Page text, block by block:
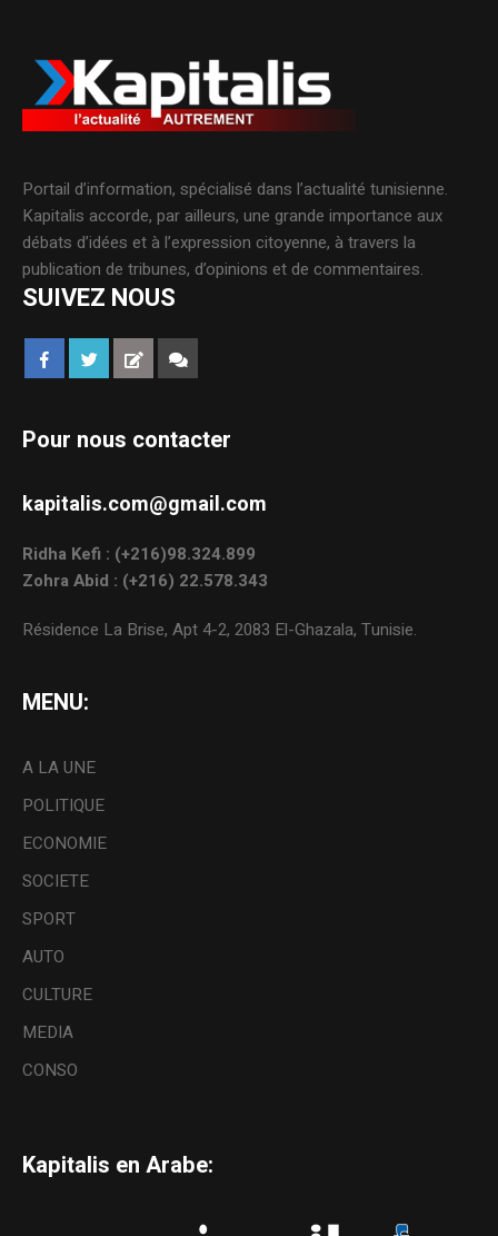
Portail d’information, spécialisé dans l’actualité tunisienne.
Kapitalis accorde, par ailleurs, une grande importance aux
débats d’idées et à l’expression citoyenne, à travers la
publication de tribunes, d’opinions et de commentaires.
SUIVEZ NOUS
Pour nous contacter
kapitalis.com@gmail.com
Ridha Kefi : (+216)98.324.899
Zohra Abid : (+216) 22.578.343
Résidence La Brise, Apt 4-2, 2083 El-Ghazala, Tunisie.
MENU:
A LA UNE
POLITIQUE
ECONOMIE
SOCIETE
SPORT
AUTO
CULTURE
MEDIA
CONSO
Kapitalis en Arabe: